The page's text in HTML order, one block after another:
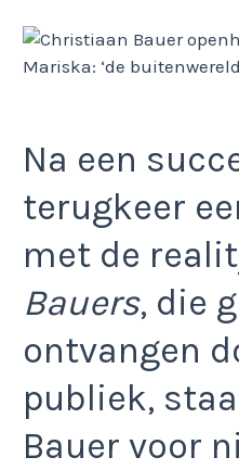
Na een
terugkeer
met de
Bauers, die
ontvangen
publiek,
Bauer voor